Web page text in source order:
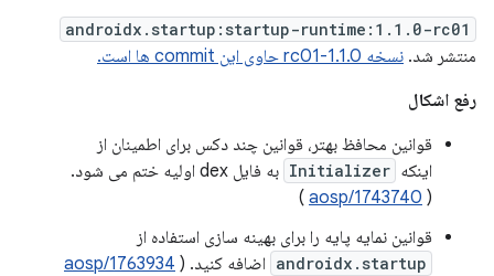
androidx.startup:startup-runtime:1.1.0-rc01
منتشر شد. نسخه 1.1.0-rc01 حاوی این commit ها است.
رفع اشکال
قوانین محافظ بهتر، قوانین چند دکس برای اطمینان از
اینکه Initializer
به فایل dex اولیه ختم می شود.
(
aosp/1743740
)
قوانین نمایه پایه را برای بهینه سازی استفاده از
androidx.startup اضافه کنید. ( aosp/1763934